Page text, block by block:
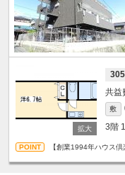
305
敷
3階
【創業1994年ハウス